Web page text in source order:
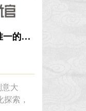
新展预告丨听策展人说：全国唯一的展，要看...
意大
索，